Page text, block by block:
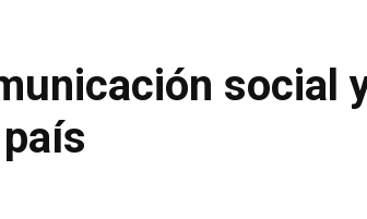
social